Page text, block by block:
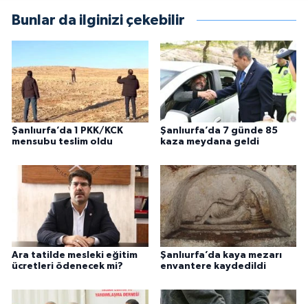
Bunlar da ilginizi çekebilir
Şanlıurfa’da 1 PKK/KCK
mensubu teslim oldu
Şanlıurfa’da 7 günde 85
kaza meydana geldi
Ara tatilde mesleki eğitim
ücretleri ödenecek mi?
Şanlıurfa’da kaya mezarı
envantere kaydedildi